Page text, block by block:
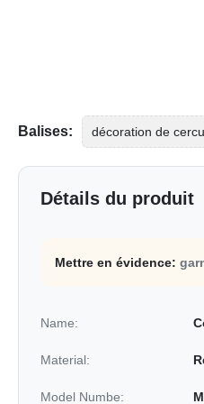
Balises: décoration de
Détails du produit
Mettre en évidence:
Name:
Material:
Model Numbe: